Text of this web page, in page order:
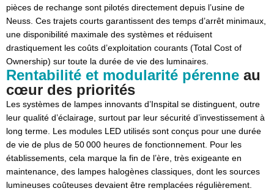
pièces de rechange sont pilotés directement depuis l’usine de
Neuss. Ces trajets courts garantissent des temps d’arrêt minimaux,
une disponibilité maximale des systèmes et réduisent
drastiquement les coûts d’exploitation courants (Total Cost of
Ownership) sur toute la durée de vie des luminaires.
Rentabilité et modularité pérenne au
cœur des priorités
Les systèmes de lampes innovants d’Inspital se distinguent, outre
leur qualité d’éclairage, surtout par leur sécurité d’investissement à
long terme. Les modules LED utilisés sont conçus pour une durée
de vie de plus de 50 000 heures de fonctionnement. Pour les
établissements, cela marque la fin de l’ère, très exigeante en
maintenance, des lampes halogènes classiques, dont les sources
lumineuses coûteuses devaient être remplacées régulièrement.